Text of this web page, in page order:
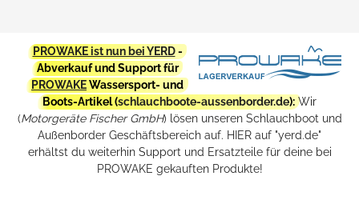
PROWAKE ist nun bei YERD-
Abverkauf und Support für
PROWAKEWassersport- und
Boots-Artikel (schlauchboote-aussenborder.de): Wir
(Motorgeräte Fischer GmbH) lösen unseren Schlauchboot und
Außenborder Geschäftsbereich auf. HIER auf "yerd.de"
erhältst du weiterhin Support und Ersatzteile für deine bei
PROWAKE gekauften Produkte!